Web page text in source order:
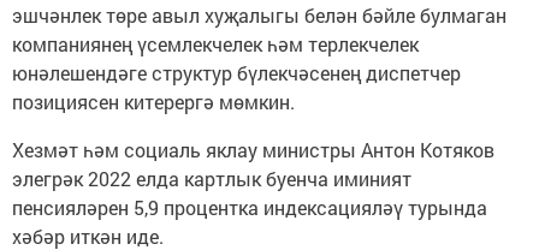
эшчәнлек төре авыл хуҗалыгы белән бәйле булмаган
компаниянең үсемлекчелек һәм терлекчелек
юнәлешендәге структур бүлекчәсенең диспетчер
позициясен китерергә мөмкин.
Хезмәт һәм социаль яклау министры Антон Котяков
элегрәк 2022 елда картлык буенча иминият
пенсияләрен 5,9 процентка индексацияләү турында
хәбәр иткән иде.